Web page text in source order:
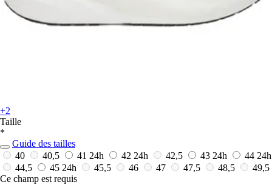
+2
Taille
*
Guide des tailles
40
40,5 41 24h 42 24h 42,5 43 24h 44 24h
44,5
45 24h 45,5 46 47 47,5 48,5
49,5
Ce champ est requis